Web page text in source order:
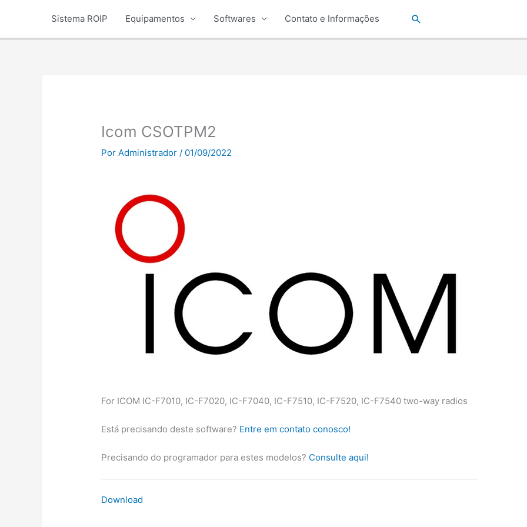
Sistema ROIP Equipamentos Softwares Contato e Informações Pesquisar
Icom CSOTPM2
PorAdministrador/ 01/09/2022
For ICOM IC-F7010, IC-F7020, IC-F7040, IC-F7510, IC-F7520, IC-F7540 two-way radios
Está precisando deste software? Entre em contato conosco!
Precisando do programador para estes modelos? Consulte aqui!
Download